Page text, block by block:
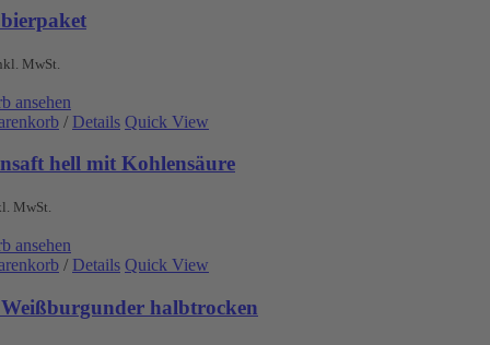
MwSt.
ansehen
/ Details Quick View
hell mit Kohlensäure
MwSt.
ansehen
/ Details Quick View
halbtrocken